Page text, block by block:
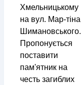
Хмельницькому
на вул. Мар-тіна
Шимановського.
Пропонується
поставити
пам'ятник на
честь загиблих